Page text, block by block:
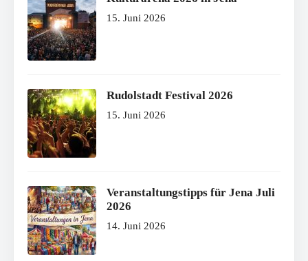
15. Juni 2026
Rudolstadt Festival 2026
15. Juni 2026
Veranstaltungstipps für Jena Juli
2026
14. Juni 2026